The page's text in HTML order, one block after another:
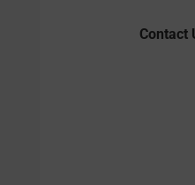
Contact